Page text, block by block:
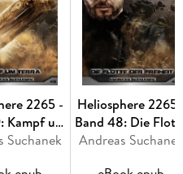
2265 -
Kampf um
Suchanek
Heliosphere 2265
Band 48: Die
der Freiheit
Andreas Suchanek